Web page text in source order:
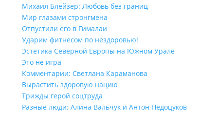
Михаил Блейзер: Любовь без границ
Мир глазами стронгмена
Отпустили его в Гималаи
Ударим фитнесом по нездоровью!
Эстетика Северной Европы на Южном Урале
Это не игра
Комментарии: Светлана Караманова
Вырастить здоровую нацию
Трижды герой соцтруда
Разные люди: Алина Вальчук и Антон Недоцуков